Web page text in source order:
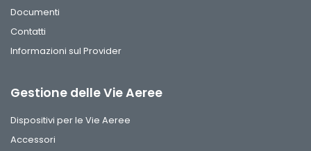
Documenti
Contatti
Informazioni sul Provider
Gestione delle Vie Aeree
Dispositivi per le Vie Aeree
Accessori